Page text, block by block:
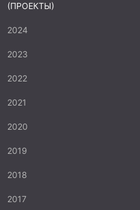
(ПРОЕКТЫ)
2024
2023
2022
2021
2020
2019
2018
2017